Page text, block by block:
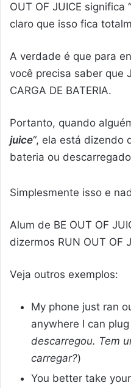
OUT OF JUICE significa “
claro que isso fica
A verdade é que para
você precisa saber que
CARGA DE BATERIA.
Portanto, quando
juice“, ela está dizendo
bateria ou
Simplesmente isso e
Alum de BE OUT OF
dizermos RUN OUT OF
Veja outros exemplos:
My phone just ran
anywhere I can
descarregou. Tem
carregar?)
You better take